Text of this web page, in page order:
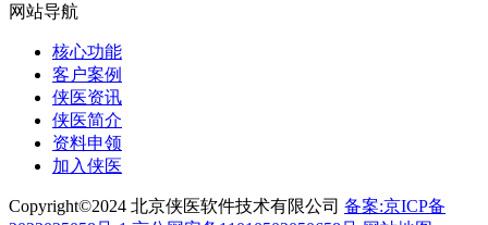
网站导航
核心功能
客户案例
侠医资讯
侠医简介
资料申领
加入侠医
Copyright©2024 北京侠医软件技术有限公司 备案:京ICP备